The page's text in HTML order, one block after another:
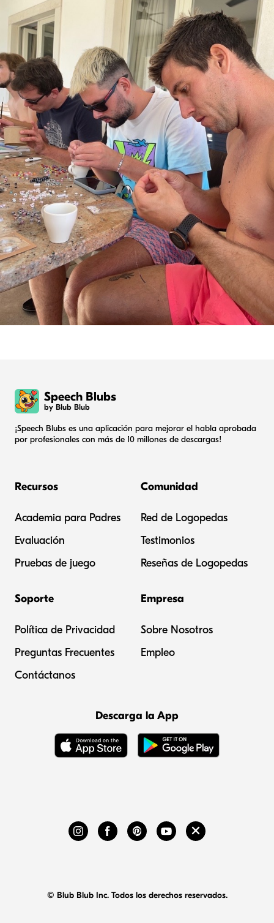
Speech Blubs
by Blub Blub
¡Speech Blubs es una aplicación para mejorar el habla aprobada
por profesionales con más de 10 millones de descargas!
Recursos
Academia para Padres
Evaluación
Pruebas de juego
Comunidad
Red de Logopedas
Testimonios
Reseñas de Logopedas
Soporte
Política de Privacidad
Preguntas Frecuentes
Contáctanos
Empresa
Sobre Nosotros
Empleo
Descarga la App
© Blub Blub Inc. Todos los derechos reservados.